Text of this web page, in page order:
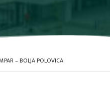
– BOLJA POLOVICA